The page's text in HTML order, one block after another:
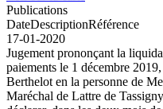
Publications
DateDescriptionRéférence
17-01-2020
Jugement prononçant la
paiements le 1 décembre
Berthelot en la personne de
Maréchal de Lattre de